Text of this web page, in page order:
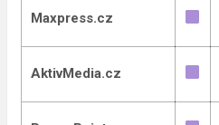
Maxpress.cz
AktivMedia.cz